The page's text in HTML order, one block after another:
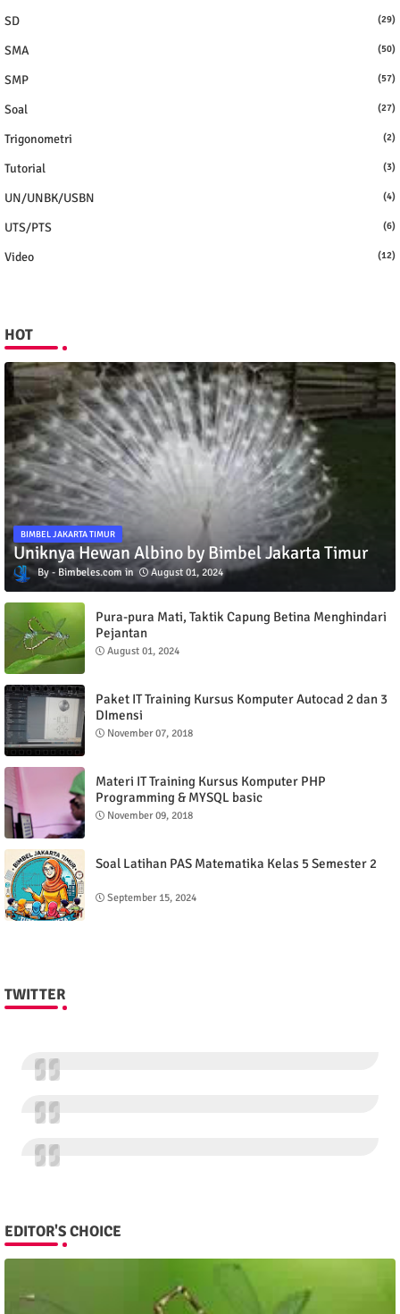
SD (29)
SMA (50)
SMP (57)
Soal (27)
Trigonometri (2)
Tutorial (3)
UN/UNBK/USBN (4)
UTS/PTS (6)
Video (12)
HOT
BIMBEL JAKARTA TIMUR
Uniknya Hewan Albino by Bimbel Jakarta Timur
Bimbeles.com August 01, 2024
Pura-pura Mati, Taktik Capung Betina Menghindari
Pejantan
August 01, 2024
Paket IT Training Kursus Komputer Autocad 2 dan 3
DImensi
November 07, 2018
Materi IT Training Kursus Komputer PHP
Programming & MYSQL basic
November 09, 2018
Soal Latihan PAS Matematika Kelas 5 Semester 2
September 15, 2024
TWITTER
EDITOR'S CHOICE